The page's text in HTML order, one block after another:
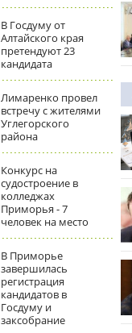
В Госдуму от
Алтайского края
претендуют 23
кандидата
Лимаренко провел
встречу с жителями
Углегорского
района
Конкурс на
судостроение в
колледжах
Приморья - 7
человек на место
В Приморье
завершилась
регистрация
кандидатов в
Госдуму и
заксобрание